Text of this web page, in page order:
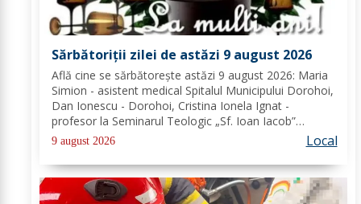
Sărbătoriții zilei de astăzi 9 august 2026
Află cine se sărbătoreşte astăzi 9 august 2026: Maria
Simion - asistent medical Spitalul Municipului Dorohoi,
Dan Ionescu - Dorohoi, Cristina Ionela Ignat -
profesor la Seminarul Teologic „Sf. Ioan Iacob”
Dorohoi, Ana-Maria Ojog - profesor- consilier
educativ Școala Gimnazială Nr. 1 Dumeni, Mihai...
9 august 2026 Local